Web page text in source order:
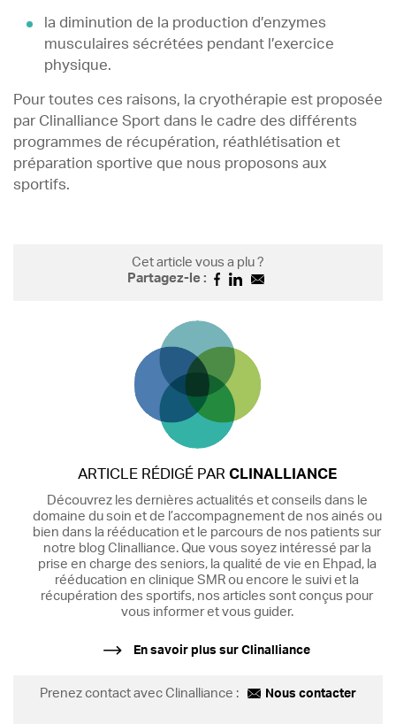
la diminution de la production d’enzymes
musculaires sécrétées pendant l’exercice
physique.
Pour toutes ces raisons, la cryothérapie est proposée
par Clinalliance Sport dans le cadre des différents
programmes de récupération, réathlétisation et
préparation sportive que nous proposons aux
sportifs.
Cet article vous a plu ?
Partagez-le :
ARTICLE RÉDIGÉ PAR CLINALLIANCE
Découvrez les dernières actualités et conseils dans le
domaine du soin et de l’accompagnement de nos ainés ou
bien dans la rééducation et le parcours de nos patients sur
notre blog Clinalliance. Que vous soyez intéressé par la
prise en charge des seniors, la qualité de vie en Ehpad, la
rééducation en clinique SMR ou encore le suivi et la
récupération des sportifs, nos articles sont conçus pour
vous informer et vous guider.
En savoir plus sur Clinalliance
Prenez contact avec Clinalliance : Nous contacter